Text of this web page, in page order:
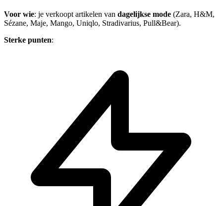
Voor wie: je verkoopt artikelen van dagelijkse mode (Zara, H&M,
Sézane, Maje, Mango, Uniqlo, Stradivarius, Pull&Bear).
Sterke punten: